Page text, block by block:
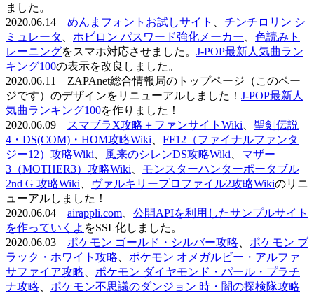
ました。
2020.06.14 めんまフォントお試しサイト
チンチロリン シ
ミュレータ
ホビロン パスワード強化メーカー
色読みト
レーニングをスマホ対応させました。 J-POP最新人気曲ラン
キング100の表示を改良しました。
2020.06.11 ZAPAnet総合情報局のトップページ（このペー
ジです）のデザインをリニューアルしました！ J-POP最新人
気曲ランキング100を作りました！
2020.06.09
スマブラX攻略＋ファンサイトWiki
聖剣伝説
4・DS(COM)・HOM攻略Wiki
FF12（ファイナルファンタ
ジー12）攻略Wiki
風来のシレンDS攻略Wiki
マザー
3（MOTHER3）攻略Wiki
モンスターハンターポータブル
2nd G 攻略Wiki
ヴァルキリープロファイル2攻略Wikiのリニ
ューアルしました！
2020.06.04 airappli.com
公開APIを利用したサンプルサイト
を作っていくよ をSSL化しました。
2020.06.03 ポケモン ゴールド・シルバー攻略
ポケモン ブ
ラック・ホワイト攻略
ポケモン オメガルビー・アルファ
サファイア攻略
ポケモン ダイヤモンド・パール・プラチ
ナ攻略
ポケモン不思議のダンジョン 時・闇の探検隊攻略